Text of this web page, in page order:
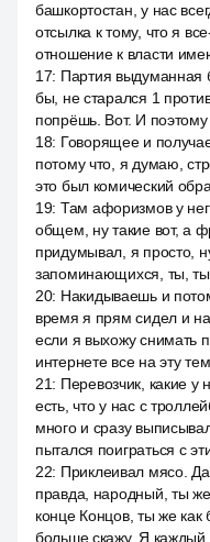
башкортостан, у нас
отсылка к тому, что я
отношение к власти
17: Партия выдуманная
бы, не старался 1
попрёшь. Вот. И поэтому
18: Говорящее и
потому что, я думаю,
это был комический
19: Там афоризмов у
общем, ну такие вот, а
придумывал, я просто,
запоминающихся, ты,
20: Накидываешь и
время я прям сидел и
если я выхожу снимать
интернете все на эту
21: Перевозчик, какие у
есть, что у нас с
много и сразу
пытался поиграться с
22: Приклеивал мясо.
правда, народный, ты
конце Концов, ты же
больше скажу. Я каждый,